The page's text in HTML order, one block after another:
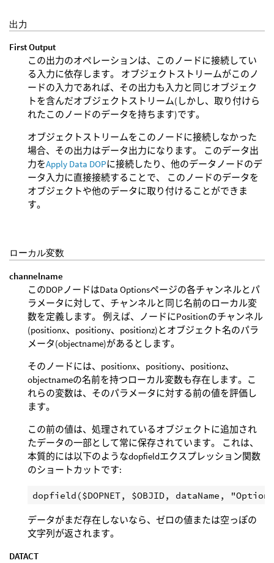
出力
First Output
この出力のオペレーションは、このノードに接続してい
る入力に依存します。 オブジェクトストリームがこのノ
ードの入力であれば、その出力も入力と同じオブジェク
トを含んだオブジェクトストリーム(しかし、取り付けら
れたこのノードのデータを持ちます)です。
オブジェクトストリームをこのノードに接続しなかった
場合、その出力はデータ出力になります。 このデータ出
力をApply Data DOPに接続したり、他のデータノードのデ
ータ入力に直接接続することで、 このノードのデータを
オブジェクトや他のデータに取り付けることができま
す。
ローカル変数
channelname
このDOPノードはData Optionsページの各チャンネルとパ
ラメータに対して、チャンネルと同じ名前のローカル変
数を定義します。 例えば、ノードにPositionのチャンネル
(positionx、positiony、positionz)とオブジェクト名のパラ
メータ(objectname)があるとします。
そのノードには、positionx、positiony、positionz、
objectnameの名前を持つローカル変数も存在します。こ
れらの変数は、そのパラメータに対する前の値を評価し
ます。
この前の値は、処理されているオブジェクトに追加され
たデータの一部として常に保存されています。 これは、
本質的には以下のようなdopfieldエクスプレッション関数
のショートカットです:
データがまだ存在しないなら、ゼロの値または空っぽの
文字列が返されます。
DATACT